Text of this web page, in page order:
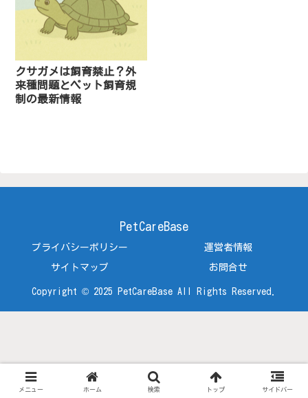
クサガメは飼育禁止？外
来種問題とペット飼育規
制の最新情報
PetCareBase
プライバシーポリシー 運営者情報
サイトマップ お問合せ
Copyright © 2025 PetCareBase All Rights Reserved.
メニュー ホーム 検索 トップ サイドバー